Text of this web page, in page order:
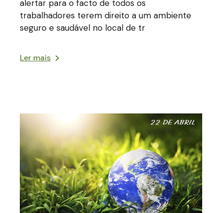
alertar para o facto de todos os
trabalhadores terem direito a um ambiente
seguro e saudável no local de tr
Ler mais